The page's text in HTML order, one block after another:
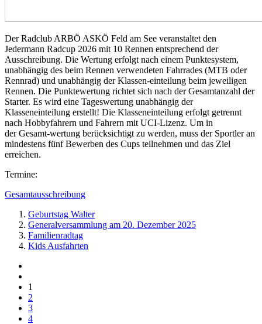
Der Radclub ARBÖ ASKÖ Feld am See veranstaltet den
Jedermann Radcup 2026 mit 10 Rennen entsprechend der
Ausschreibung. Die Wertung erfolgt nach einem Punktesystem,
unabhängig des beim Rennen verwendeten Fahrrades (MTB oder
Rennrad) und unabhängig der Klassen-einteilung beim jeweiligen
Rennen. Die Punktewertung richtet sich nach der Gesamtanzahl der
Starter. Es wird eine Tageswertung unabhängig der
Klasseneinteilung erstellt! Die Klasseneinteilung erfolgt getrennt
nach Hobbyfahrern und Fahrern mit UCI-Lizenz. Um in
der Gesamt-wertung berücksichtigt zu werden, muss der Sportler an
mindestens fünf Bewerben des Cups teilnehmen und das Ziel
erreichen.
Termine:
Gesamtausschreibung
Geburtstag Walter
Generalversammlung am 20. Dezember 2025
Familienradtag
Kids Ausfahrten
1
2
3
4